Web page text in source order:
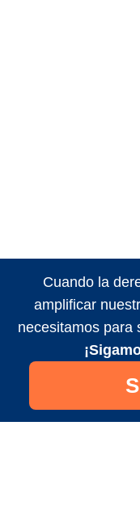
Cuando la
amplificar
necesitamos para